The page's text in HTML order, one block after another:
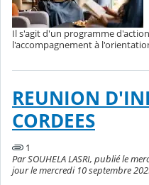
Il s'agit d'un programme
l'accompagnement à
REUNION
CORDEES
1
Par SOUHELA LASRI, publié le
jour le mercredi 10 septembre